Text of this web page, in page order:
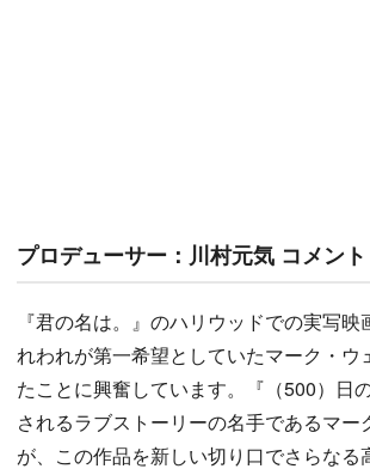
プロデューサー：川村元気 コメント
『君の名は。』のハリウッドでの実写
れわれが第一希望としていたマーク・ウ
たことに興奮しています。『（500）日
されるラブストーリーの名手であるマー
が、この作品を新しい切り口でさらなる